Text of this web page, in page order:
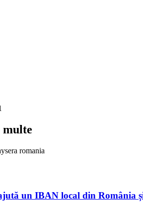
multe
un IBAN local din România